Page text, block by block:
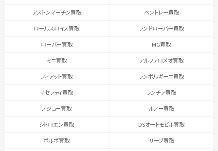
アストンマーチン買取 ベントレー買取
ロールスロイス買取 ランドローバー買取
ローバー買取 MG買取
ミニ買取 アルファロメオ買取
フィアット買取 ランボルギーニ買取
マセラティ買取 ランチア買取
プジョー買取 ルノー買取
シトロエン買取 DSオートモビル買取
ボルボ買取 サーブ買取